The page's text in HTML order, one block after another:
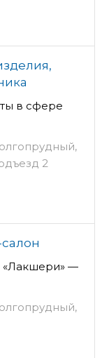
в сфере
2
«Лакшери» —